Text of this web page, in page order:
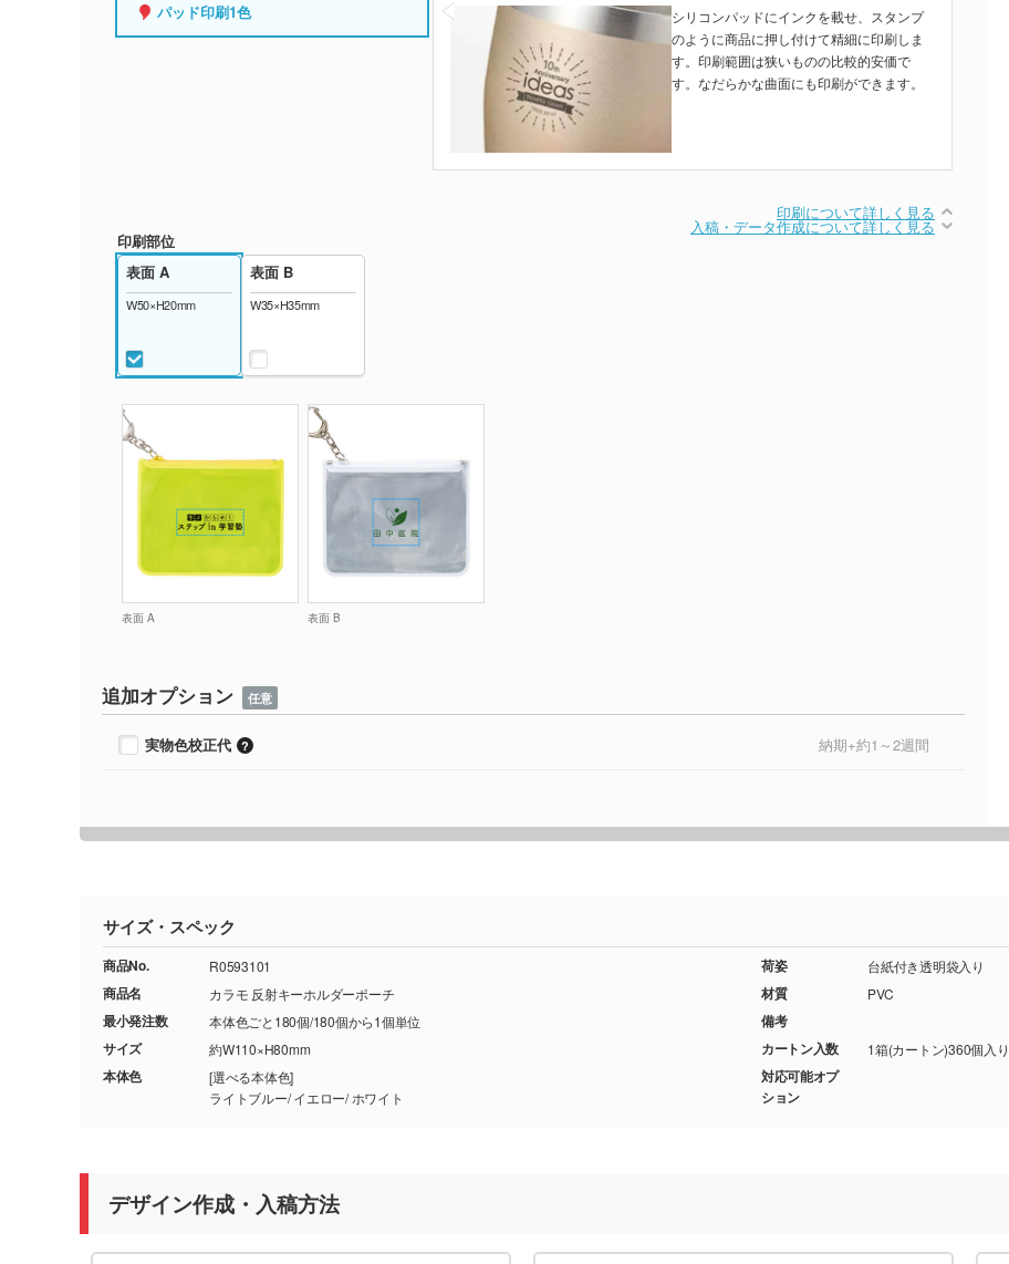
パッド印刷1色
シリコンパッドにインクを載せ、スタンプ
のように商品に押し付けて精細に印刷しま
す。印刷範囲は狭いものの比較的安価で
す。なだらかな曲面にも印刷ができます。
印刷について詳しく見る
入稿・データ作成について詳しく見る
印刷部位
表面 A
W50×H20mm
表面 B
W35×H35mm
表面 A 表面 B
追加オプション 任意
実物色校正代 納期+約1～2週間
サイズ・スペック
商品No. R0593101
商品名 カラモ 反射キーホルダーポーチ
最小発注数 本体色ごと180個/180個から1個単位
サイズ 約W110×H80mm
本体色
[選べる本体色]
ライトブルー/ イエロー/ ホワイト
荷姿 台紙付き透明袋入り
材質 PVC
備考
カートン入数
1箱(カートン)360個入り
対応可能オプ
ション
デザイン作成・入稿方法